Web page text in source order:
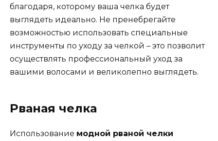
благодаря, которому ваша челка будет
выглядеть идеально. Не пренебрегайте
возможностью использовать специальные
инструменты по уходу за челкой – это позволит
осуществлять профессиональный уход за
вашими волосами и великолепно выглядеть.
Рваная челка
Использование модной рваной челки